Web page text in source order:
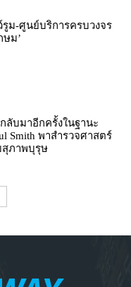
รูม-ศูนย์บริการครบวงจร
ษม’
กลับมาอีกครั้งในฐานะ
Smith พาสำรวจศาสตร์
สุภาพบุรุษ